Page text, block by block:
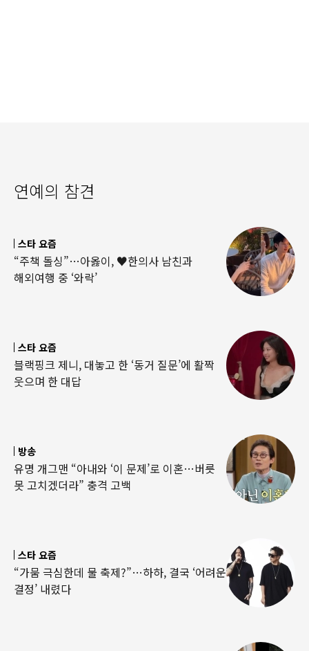
연예의 참견
스타 요즘
“주책 돌싱”…아옳이, ♥한의사 남친과
해외여행 중 ‘와락’
스타 요즘
블랙핑크 제니, 대놓고 한 ‘동거 질문’에 활짝
웃으며 한 대답
방송
유명 개그맨 “아내와 ‘이 문제’로 이혼…버릇
못 고치겠더라” 충격 고백
스타 요즘
“가뭄 극심한데 물 축제?”…하하, 결국 ‘어려운
결정’ 내렸다